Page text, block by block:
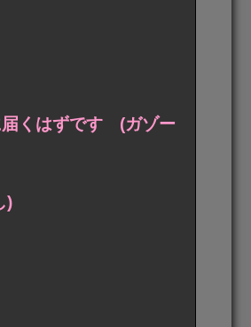
届くはずです (ガゾー
)